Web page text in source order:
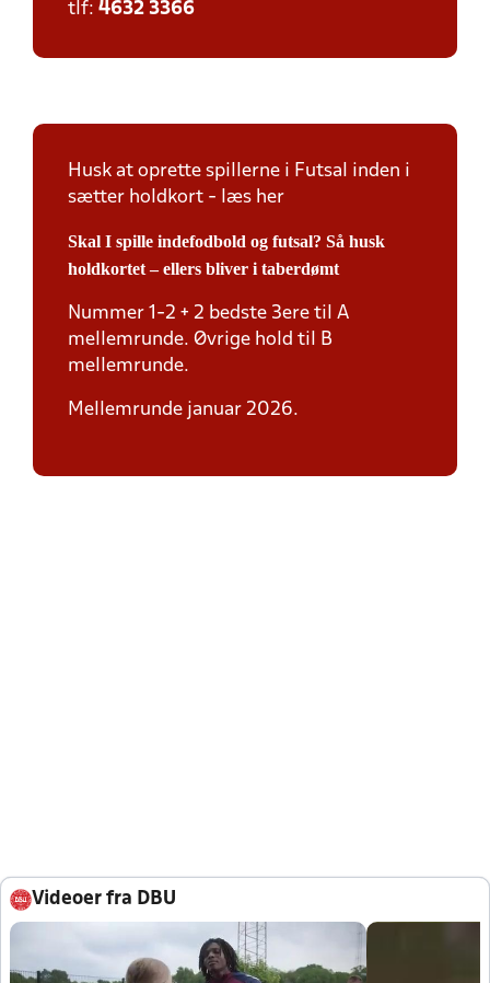
tlf: 4632 3366
Husk at oprette spillerne i Futsal inden i
sætter holdkort - læs her
Skal I spille indefodbold og futsal? Så husk
holdkortet – ellers bliver i taberdømt
Nummer 1-2 + 2 bedste 3ere til A
mellemrunde. Øvrige hold til B
mellemrunde.
Mellemrunde januar 2026.
Videoer fra DBU